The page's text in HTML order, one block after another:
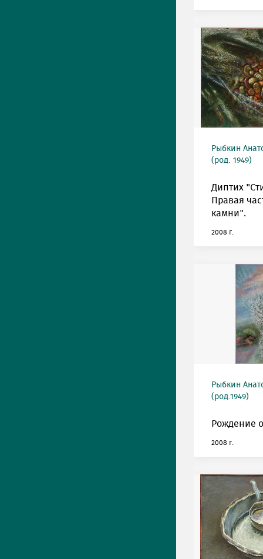
Рыбкин
(род. 1949)
Диптих
Правая
камни".
2008 г.
Рыбкин
(род.1949)
Рождение
2008 г.